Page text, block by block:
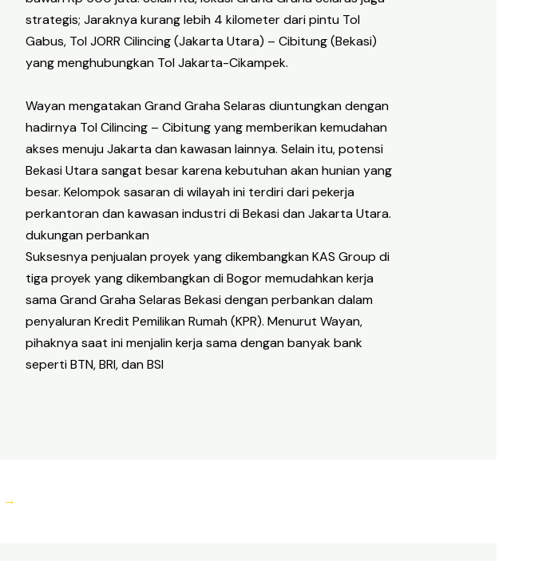
strategis; Jaraknya kurang lebih 4 kilometer dari pintu Tol
Gabus, Tol JORR Cilincing (Jakarta Utara) – Cibitung (Bekasi)
yang menghubungkan Tol Jakarta-Cikampek.
Wayan mengatakan Grand Graha Selaras diuntungkan dengan
hadirnya Tol Cilincing – Cibitung yang memberikan kemudahan
akses menuju Jakarta dan kawasan lainnya. Selain itu, potensi
Bekasi Utara sangat besar karena kebutuhan akan hunian yang
besar. Kelompok sasaran di wilayah ini terdiri dari pekerja
perkantoran dan kawasan industri di Bekasi dan Jakarta Utara.
dukungan perbankan
Suksesnya penjualan proyek yang dikembangkan KAS Group di
tiga proyek yang dikembangkan di Bogor memudahkan kerja
sama Grand Graha Selaras Bekasi dengan perbankan dalam
penyaluran Kredit Pemilikan Rumah (KPR). Menurut Wayan,
pihaknya saat ini menjalin kerja sama dengan banyak bank
seperti BTN, BRI, dan BSI
→